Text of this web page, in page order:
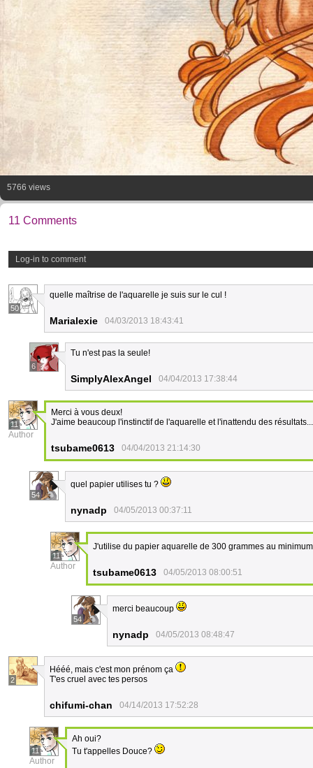
5766 views
11 Comments
Log-in to comment
50
quelle maîtrise de l'aquarelle je suis sur le cul !
Marialexie 04/03/2013 18:43:41
6
Tu n'est pas la seule!
SimplyAlexAngel 04/04/2013 17:38:44
11
Author
Merci à vous deux!
J'aime beaucoup l'instinctif de l'aquarelle et l'inattendu des résultats...
tsubame0613 04/04/2013 21:14:30
54
quel papier utilises tu ?
nynadp 04/05/2013 00:37:11
11
Author
J'utilise du papier aquarelle de 300 grammes au
tsubame0613 04/05/2013 08:00:51
54
merci beaucoup
nynadp 04/05/2013 08:48:47
2
Hééé, mais c'est mon prénom ça
T'es cruel avec tes persos
chifumi-chan 04/14/2013 17:52:28
11
Author
Ah oui?
Tu t'appelles Douce?